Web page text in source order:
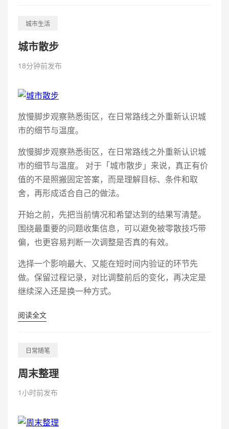
城市生活
城市散步
18分钟前发布
放慢脚步观察熟悉街区，在日常路线之外重新认识城
市的细节与温度。
放慢脚步观察熟悉街区，在日常路线之外重新认识城
市的细节与温度。 对于「城市散步」来说，真正有价
值的不是照搬固定答案，而是理解目标、条件和取
舍，再形成适合自己的做法。
开始之前，先把当前情况和希望达到的结果写清楚。
围绕最重要的问题收集信息，可以避免被零散技巧带
偏，也更容易判断一次调整是否真的有效。
选择一个影响最大、又能在短时间内验证的环节先
做。保留过程记录，对比调整前后的变化，再决定是
继续深入还是换一种方式。
阅读全文
日常随笔
周末整理
1小时前发布